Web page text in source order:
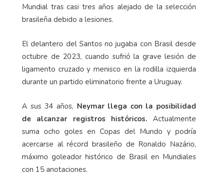
Mundial tras casi tres años alejado de la selección
brasileña debido a lesiones.
El delantero del Santos no jugaba con Brasil desde
octubre de 2023, cuando sufrió la grave lesión de
ligamento cruzado y menisco en la rodilla izquierda
durante un partido eliminatorio frente a Uruguay.
A sus 34 años, Neymar llega con la posibilidad
de alcanzar registros históricos. Actualmente
suma ocho goles en Copas del Mundo y podría
acercarse al récord brasileño de Ronaldo Nazário,
máximo goleador histórico de Brasil en Mundiales
con 15 anotaciones.